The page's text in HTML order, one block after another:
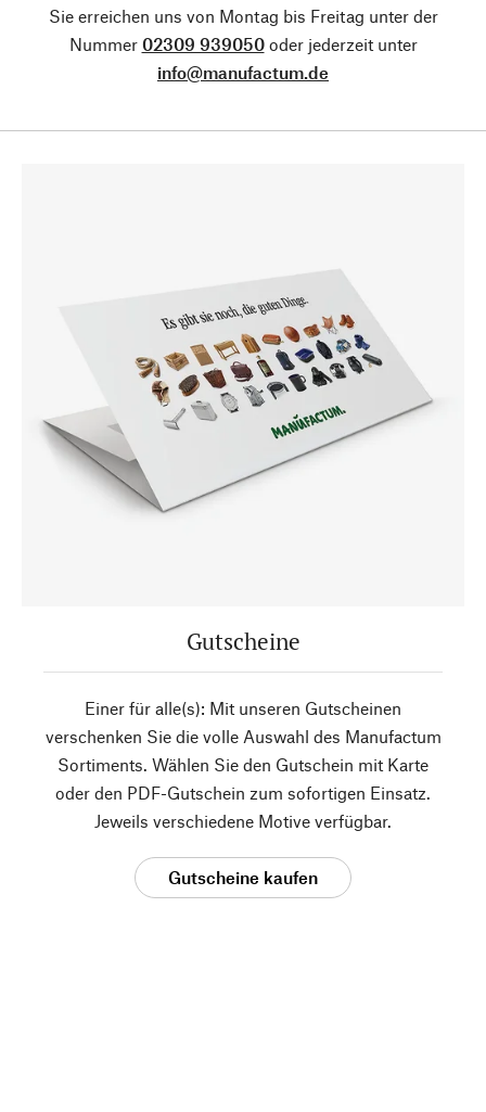
Sie erreichen uns von Montag bis Freitag unter der
Nummer 02309 939050oder jederzeit unter
info@manufactum.de
Gutscheine
Einer für alle(s): Mit unseren Gutscheinen
verschenken Sie die volle Auswahl des Manufactum
Sortiments. Wählen Sie den Gutschein mit Karte
oder den PDF-Gutschein zum sofortigen Einsatz.
Jeweils verschiedene Motive verfügbar.
Gutscheine kaufen